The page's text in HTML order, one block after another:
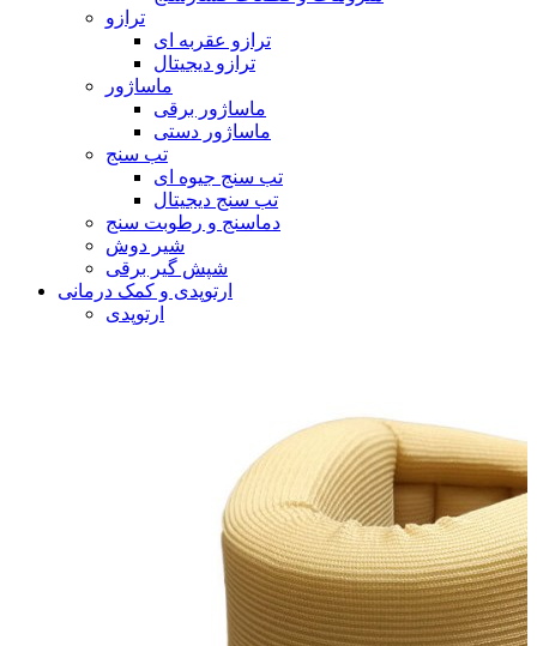
ترازو
ترازو عقربه ای
ترازو دیجیتال
ماساژور
ماساژور برقی
ماساژور دستی
تب سنج
تب سنج جیوه ای
تب سنج دیجیتال
دماسنج و رطوبت سنج
شیر دوش
شپش گیر برقی
ارتوپدی و کمک درمانی
ارتوپدی